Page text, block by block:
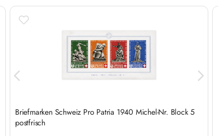
Briefmarken Schweiz Pro Patria 1940 Michel-Nr. Block 5
postfrisch